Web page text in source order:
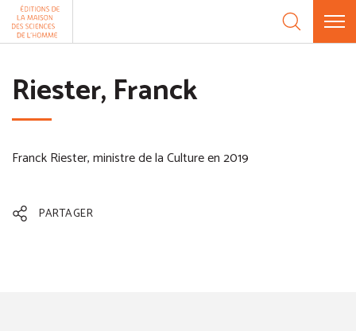
Aller au contenu
Riester, Franck
Franck Riester, ministre de la Culture en 2019
PARTAGER
Panneau de gestion des cookies